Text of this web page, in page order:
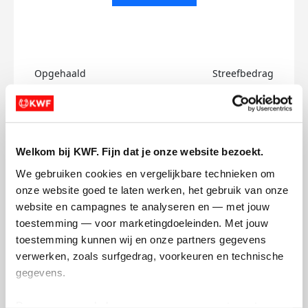
Welkom bij KWF. Fijn dat je onze website bezoekt.
We gebruiken cookies en vergelijkbare technieken om
onze website goed te laten werken, het gebruik van onze
website en campagnes te analyseren en — met jouw
toestemming — voor marketingdoeleinden. Met jouw
toestemming kunnen wij en onze partners gegevens
verwerken, zoals surfgedrag, voorkeuren en technische
gegevens.
Opgehaald
€0
Streefbedrag
€500
Marianne's badges